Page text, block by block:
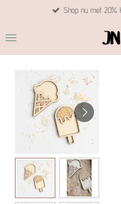
naar
hoofdinhoud
Shop nu met 20%